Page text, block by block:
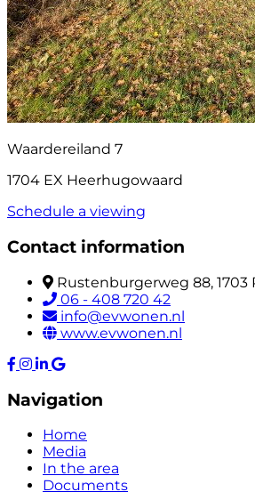
Waardereiland 7
1704 EX Heerhugowaard
Schedule a viewing
Contact information
Rustenburgerweg 88, 1703
06 - 408 720 42
info@evwonen.nl
www.evwonen.nl
Navigation
Home
Media
In the area
Documents